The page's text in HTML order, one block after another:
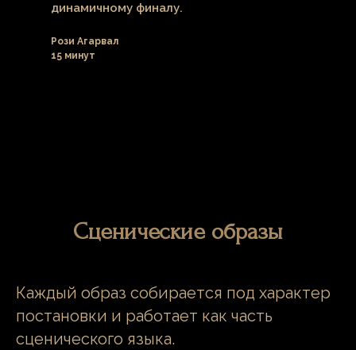
динамичному финалу.
Рози Агарвал
15 минут
Сценические образы
Каждый образ собирается под характер
постановки и работает как часть
сценического языка.